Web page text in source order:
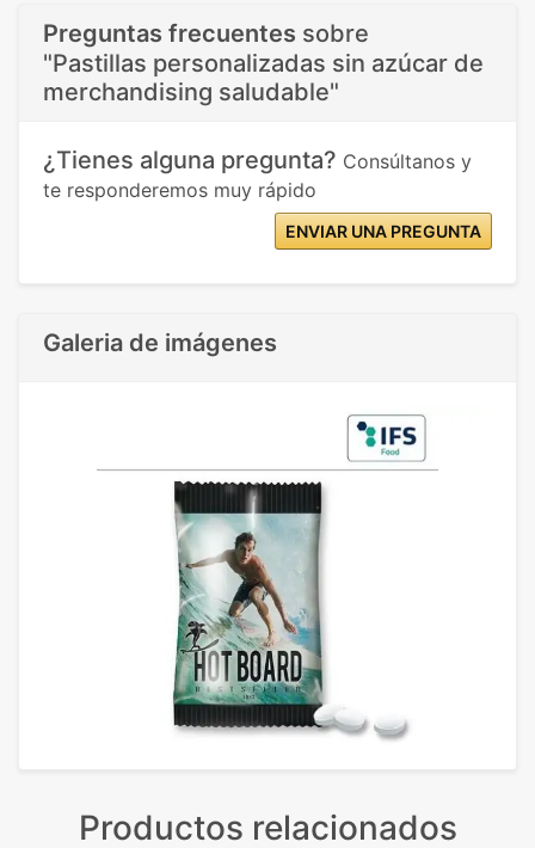
Preguntas frecuentes sobre
"Pastillas personalizadas sin azúcar de
merchandising saludable"
¿Tienes alguna pregunta? Consúltanos y
te responderemos muy rápido
ENVIAR UNA PREGUNTA
Galeria de imágenes
Productos relacionados